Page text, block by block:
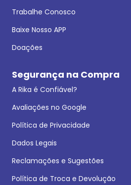
Trabalhe Conosco
Baixe Nosso APP
Doações
Segurança na Compra
A Rika é Confiável?
Avaliações no Google
Política de Privacidade
Dados Legais
Reclamações e Sugestões
Política de Troca e Devolução